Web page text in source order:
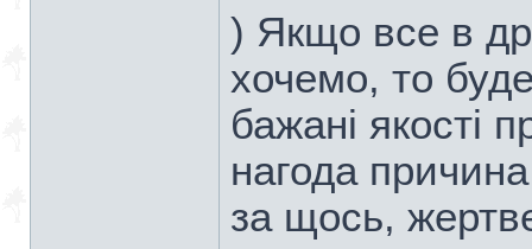
) Якщо все в
хочемо, то
бажані якості
нагода
за щось,